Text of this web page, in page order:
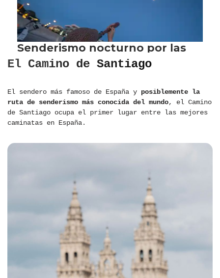
El Camino de Santiago
El sendero más famoso de España y posiblemente la
ruta de senderismo más conocida del mundo, el Camino
de Santiago ocupa el primer lugar entre las mejores
caminatas en España.